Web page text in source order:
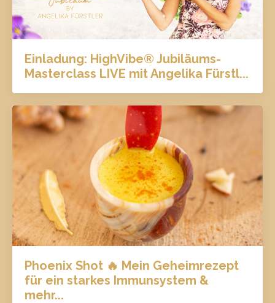
Einladung: HighVibe® Jubiläums-
Masterclass LIVE mit Angelika Fürstl...
Phoenix Shot 🔥 Mein Geheimrezept
für ein starkes Immunsystem &
mehr...